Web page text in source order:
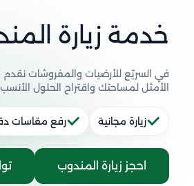
خدمة زيارة
في السريّع للأرضيات والمفروشات
الأمثل لمساحتك واقتراح الحلول
زيارة مجانية رفع مقاسات
احجز زيارة المندوب